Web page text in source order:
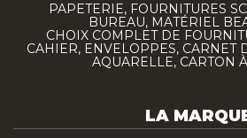
PAPETERIE, FOURNITURES
BUREAU, MATÉRIEL
CHOIX COMPLET DE
CAHIER, ENVELOPPES, CARNET
AQUARELLE, CARTON
LA